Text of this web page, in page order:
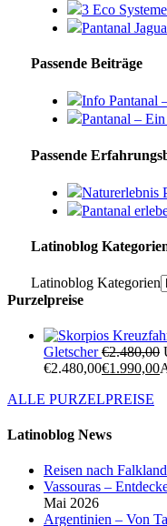
3 Eco
Pantanal
Passende Beiträge
Info Pantanal
Pantanal –
Passende
Naturerlebnis
Pantanal
Latinoblog
Latinoblog Kategorien
Purzelpreise
Gletscher €2.480,00
€2.480,00€1.990,00
ALLE PURZELPREISE
Latinoblog News
Reisen nach Falkland
Vassouras –
Mai 2026
Argentinien – Von